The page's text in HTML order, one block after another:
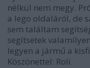
nélkül nem megy.
a lego oldaláról, de
sem találtam
segítsetek
legyen a jármű a
Köszönettel: Roli